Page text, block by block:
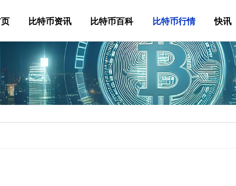
比特币资讯 比特币百科 比特币行情 快讯